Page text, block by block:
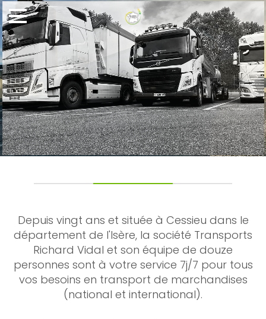
Depuis vingt ans et située à Cessieu dans le
département de l'Isère, la société Transports
Richard Vidal et son équipe de douze
personnes sont à votre service 7j/7 pour tous
vos besoins en transport de marchandises
(national et international).